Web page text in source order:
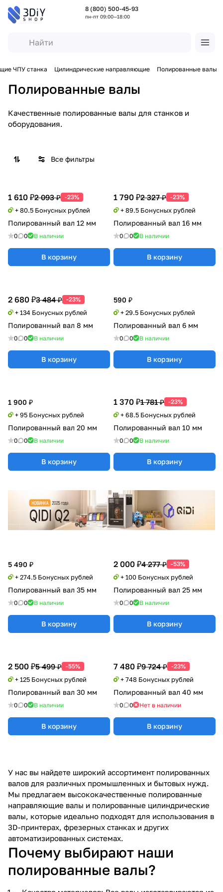
8 (800) 500-45-93
пн-пт 09:00—18:00
ЧПУ станка Цилиндрические направляющие Полированные валы
Полированные валы
Качественные полированные валы для станков и
оборудования.
Все фильтры
1 610 ₽2 093 ₽ -23%
+ 80.5 Бонусных рублей
Полированный вал 12 мм
0 0 В наличии
В корзину
1 790 ₽2 327 ₽ -23%
+ 89.5 Бонусных рублей
Полированный вал 16 мм
0 0 В наличии
В корзину
2 680 ₽3 484 ₽ -23%
+ 134 Бонусных рублей
Полированный вал 8 мм
0 0 В наличии
В корзину
590 ₽
+ 29.5 Бонусных рублей
Полированный вал 6 мм
0 0 В наличии
В корзину
1 900 ₽
+ 95 Бонусных рублей
Полированный вал 20 мм
0 0 В наличии
В корзину
1 370 ₽1 781 ₽ -23%
+ 68.5 Бонусных рублей
Полированный вал 10 мм
0 0 В наличии
В корзину
5 490 ₽
+ 274.5 Бонусных рублей
Полированный вал 35 мм
0 0 В наличии
В корзину
2 000 ₽4 277 ₽ -53%
+ 100 Бонусных рублей
Полированный вал 25 мм
0 0 В наличии
В корзину
2 500 ₽5 499 ₽ -55%
+ 125 Бонусных рублей
Полированный вал 30 мм
0 0 В наличии
В корзину
7 480 ₽9 724 ₽ -23%
+ 748 Бонусных рублей
Полированный вал 40 мм
0 0 Нет в наличии
В корзину
У нас вы найдете широкий ассортимент полированных
валов для различных промышленных и бытовых нужд.
Мы предлагаем высококачественные полированные
направляющие валы и полированные цилиндрические
валы, которые идеально подходят для использования в
3D-принтерах, фрезерных станках и других
автоматизированных системах.
Почему выбирают наши
полированные валы?